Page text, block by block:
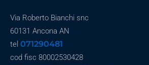
Via Roberto Bianchi snc
60131 Ancona AN
tel 071290481
cod fisc 80002530428